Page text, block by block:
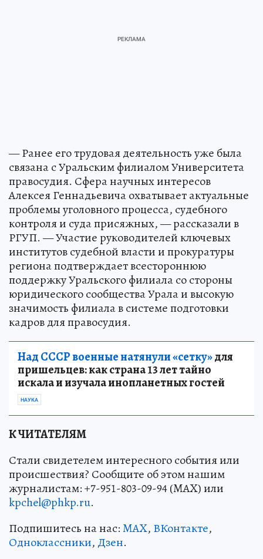
— Ранее его трудовая деятельность уже была
связана с Уральским филиалом Университета
правосудия. Сфера научных интересов
Алексея Геннадьевича охватывает актуальные
проблемы уголовного процесса, судебного
контроля и суда присяжных, — рассказали в
РГУП. — Участие руководителей ключевых
институтов судебной власти и прокуратуры
региона подтверждает всестороннюю
поддержку Уральского филиала со стороны
юридического сообщества Урала и высокую
значимость филиала в системе подготовки
кадров для правосудия.
Над СССР военные натянули «сетку»для
пришельцев: как страна 13 лет тайно
искала и изучала инопланетных гостей
НАУКА
К ЧИТАТЕЛЯМ
Стали свидетелем интересного события или
происшествия? Сообщите об этом нашим
журналистам: +7-951-803-09-94 (MAX) или
kpchel@phkp.ru.
Подпишитесь на нас:MAX, ВКонтакте,
Одноклассники, Дзен.